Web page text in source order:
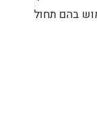
בהם תחול